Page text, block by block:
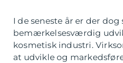
I de seneste år er der dog
bemærkelsesværdig
kosmetisk industri.
at udvikle og